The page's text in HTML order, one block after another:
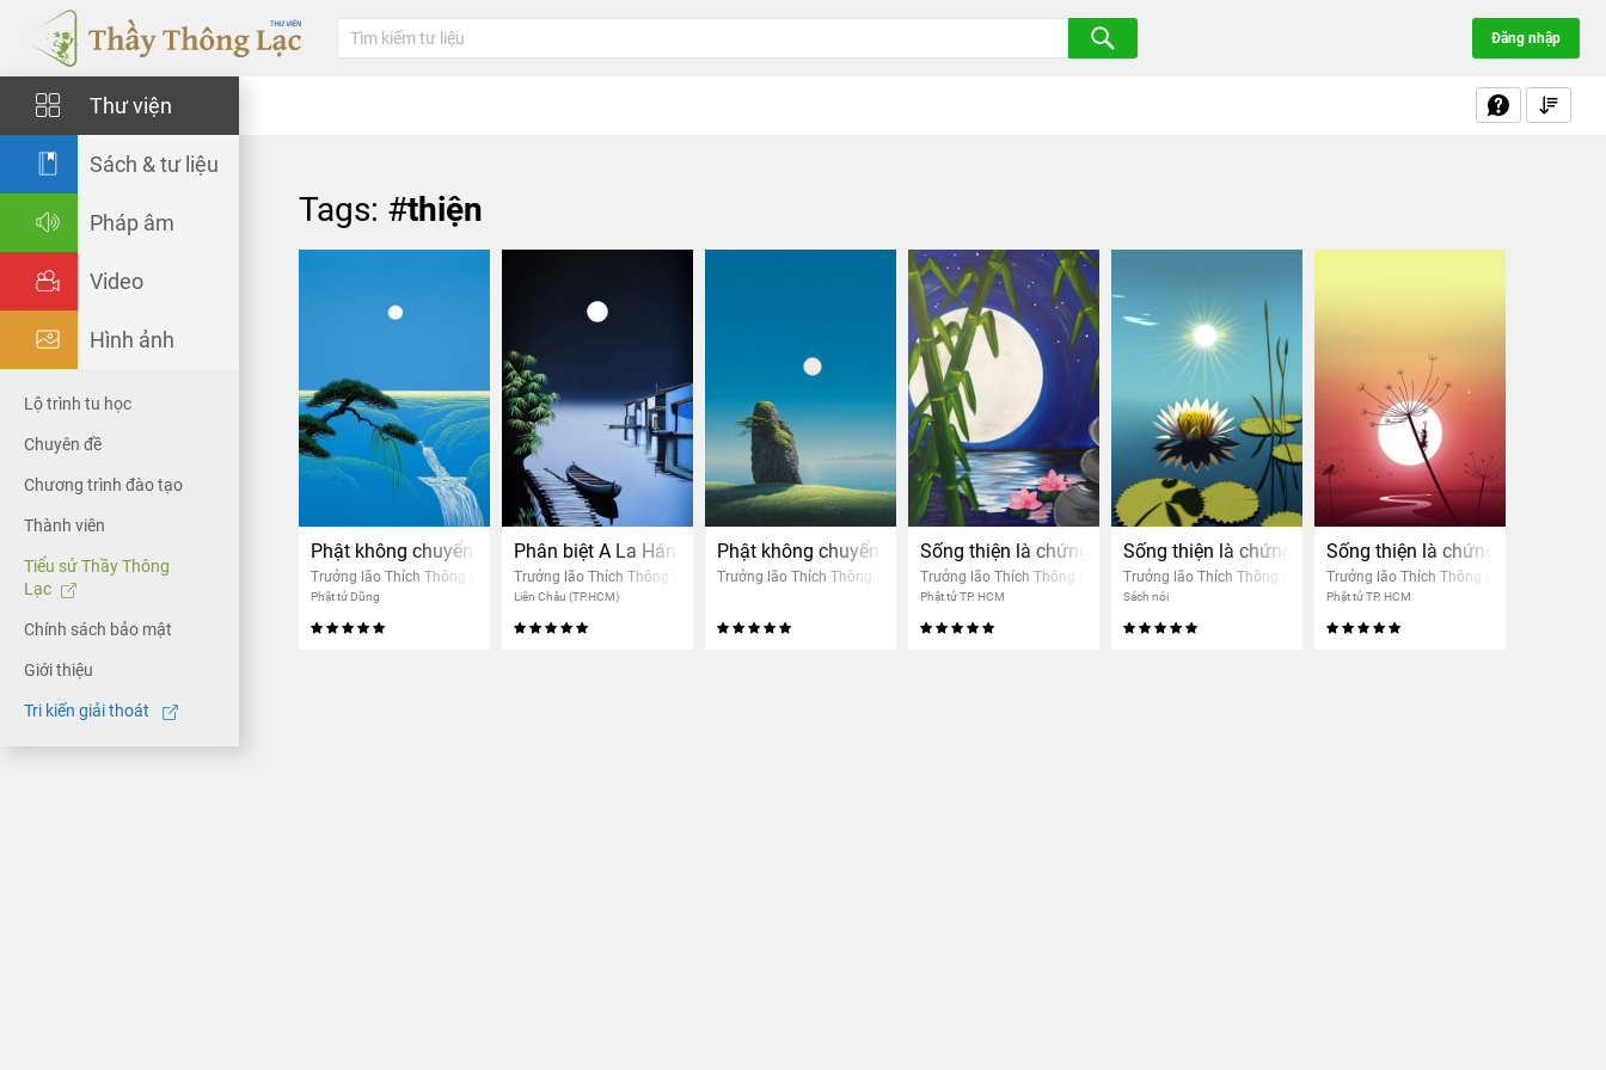
Đăng nhập
Thư viện
Sách & tư liệu
Pháp âm
Video
Hình ảnh
Lộ trình tu học
Chuyên đề
Chương trình đào tạo
Thành viên
Tiểu sử Thầy Thông
Lạc
Chính sách bảo mật
Giới thiệu
Tri kiến giải thoát
Tags: #thiện
Phật không chuyển nhân quả người khác
Trưởng lão Thích Thông Lạc
Phật tử Dũng
Phân biệt A La Hán
Trưởng lão Thích Thông Lạc
Liên Châu (TP.HCM)
Phật không chuyển nhân quả của người khác
Trưởng lão Thích Thông Lạc
Sống thiện là chứng đạo
Trưởng lão Thích Thông Lạc
Phật tử TP. HCM
Sống thiện là chứng đạo
Trưởng lão Thích Thông Lạc
Sách nói
Sống thiện là chứng đạo
Trưởng lão Thích Thông Lạc
Phật tử TP. HCM